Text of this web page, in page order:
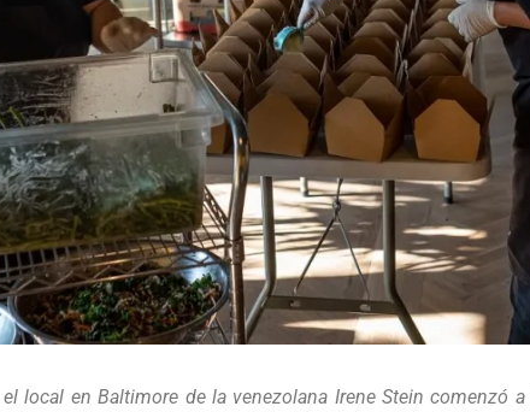
local en Baltimore de la venezolana Irene Stein